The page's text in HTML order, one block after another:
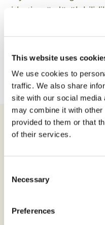
This website uses
We use cookies to
traffic. We also share
site with our social media
may combine it with other
provided to them or that
of their services.
Selection
Necessary
Preferences
şirketin
Tüm